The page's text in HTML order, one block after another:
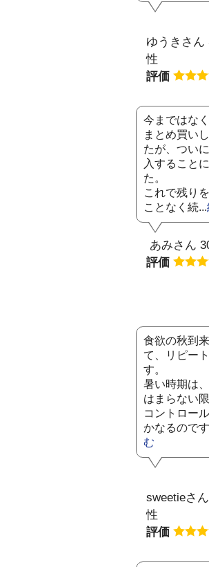
ゆうきさん
性
評価
今まではな
まとめ買い
たが、つい
入すること
た。
これで残り
ことなく続...
あみさん
評価
食欲の秋到
て、リピー
す。
暑い時期は
はまらない
コントロー
かなるので
む
sweetieさ
性
評価